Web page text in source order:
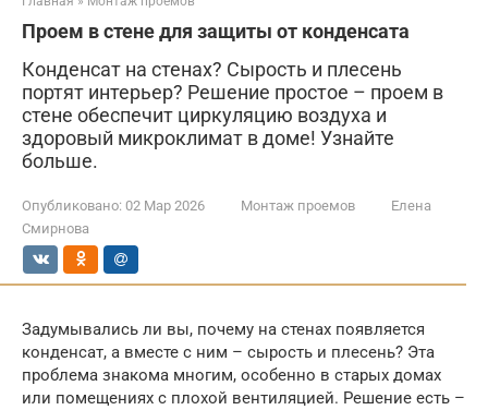
Проем в стене для защиты от конденсата
Конденсат на стенах? Сырость и плесень
портят интерьер? Решение простое – проем в
стене обеспечит циркуляцию воздуха и
здоровый микроклимат в доме! Узнайте
больше.
Опубликовано: 02 Мар 2026 Монтаж проемов
Елена
Смирнова
Задумывались ли вы, почему на стенах появляется
конденсат, а вместе с ним – сырость и плесень? Эта
проблема знакома многим, особенно в старых домах
или помещениях с плохой вентиляцией. Решение есть –